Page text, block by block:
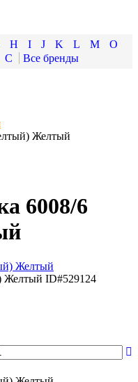
H I J K L M
O
С
Желтый
6008/6
Желтый ID#529124